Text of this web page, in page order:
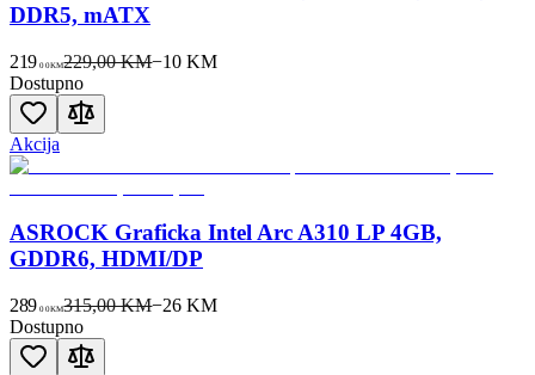
DDR5, mATX
219 00KM229,00 KM−10 KM
Dostupno
Akcija
ASROCK Graficka Intel Arc A310 LP 4GB,
GDDR6, HDMI/DP
289 00KM315,00 KM−26 KM
Dostupno